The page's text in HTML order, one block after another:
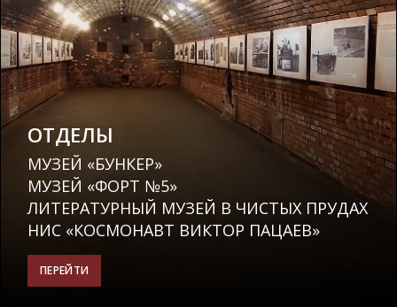
ОТДЕЛЫ
МУЗЕЙ «БУНКЕР»
МУЗЕЙ «ФОРТ №5»
ЛИТЕРАТУРНЫЙ МУЗЕЙ В ЧИСТЫХ ПРУДАХ
НИС «КОСМОНАВТ ВИКТОР ПАЦАЕВ»
ПЕРЕЙТИ